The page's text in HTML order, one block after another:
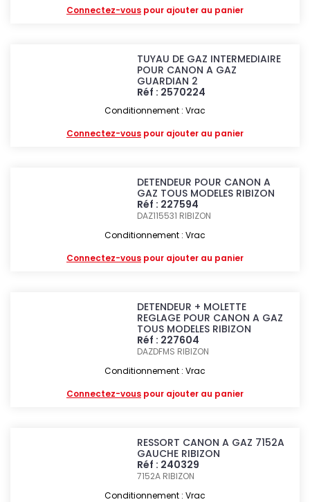
Connectez-vous pour ajouter au panier
TUYAU DE GAZ INTERMEDIAIRE
POUR CANON A GAZ
GUARDIAN 2
Réf : 2570224
Conditionnement : Vrac
Connectez-vous pour ajouter au panier
DETENDEUR POUR CANON A
GAZ TOUS MODELES RIBIZON
Réf : 227594
DAZ115531 RIBIZON
Conditionnement : Vrac
Connectez-vous pour ajouter au panier
DETENDEUR + MOLETTE
REGLAGE POUR CANON A GAZ
TOUS MODELES RIBIZON
Réf : 227604
DAZDFMS RIBIZON
Conditionnement : Vrac
Connectez-vous pour ajouter au panier
RESSORT CANON A GAZ 7152A
GAUCHE RIBIZON
Réf : 240329
7152A RIBIZON
Conditionnement : Vrac